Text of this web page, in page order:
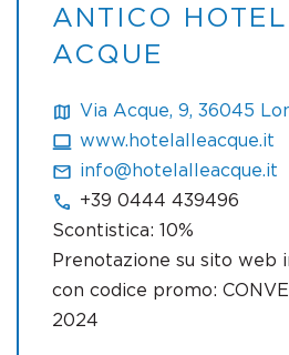
ANTICO
ACQUE
Via Acque, 9, 36045
www.hotelalleacque.it
info@hotelalleacque.it
+39 0444 439496
Scontistica: 10%
Prenotazione su sito web
con codice promo:
2024